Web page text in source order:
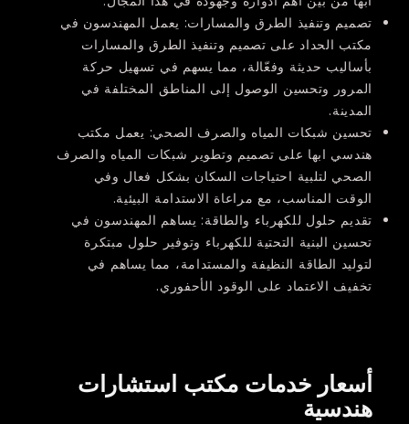
تصميم وتنفيذ الطرق والمسارات: يعمل المهندسون في
مكتب الحداد على تصميم وتنفيذ الطرق والمسارات
بأساليب حديثة وفعّالة، مما يسهم في تسهيل حركة
المرور وتحسين الوصول إلى المناطق المختلفة في
المدينة.
تحسين شبكات المياه والصرف الصحي: يعمل مكتب
هندسي ابها على تصميم وتطوير شبكات المياه والصرف
الصحي لتلبية احتياجات السكان بشكل فعال وفي
الوقت المناسب، مع مراعاة الاستدامة البيئية.
تقديم حلول للكهرباء والطاقة: يساهم المهندسون في
تحسين البنية التحتية للكهرباء وتوفير حلول مبتكرة
لتوليد الطاقة النظيفة والمستدامة، مما يساهم في
تخفيف الاعتماد على الوقود الأحفوري.
أسعار خدمات مكتب استشارات
هندسية